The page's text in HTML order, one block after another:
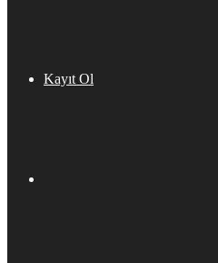
Kayıt Ol